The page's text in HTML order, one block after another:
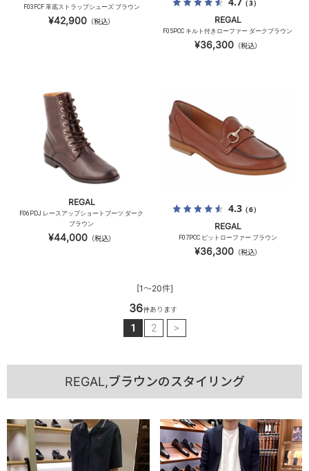
F03FCF 革底ストラップシューズ ブラウン
¥42,900 （税込）
（3）
REGAL
F05PCC キルト付きローファー ダークブラウン
¥36,300（税込）
REGAL
F06PDJ レースアップショートブーツ ダーク
ブラウン
¥44,000（税込）
4.3（6）
REGAL
F07PCC ビットローファー ブラウン
¥36,300（税込）
[1～20件]
36件あります
1 2 >
REGAL,ブラウンのスタイリング